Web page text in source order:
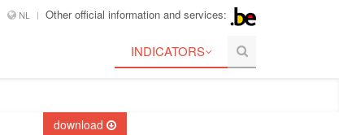
NL Other official information and services:
INDICATORS
download